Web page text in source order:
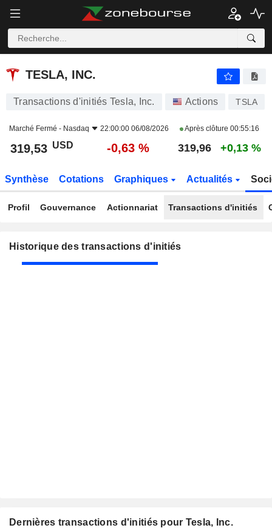
TESLA, INC.
TESLA, INC.
Transactions d'initiés Tesla, Inc. Actions TSLA
Marché Fermé - Nasdaq 22:00:00 06/08/2026 Après clôture 00:55:16
319,53 USD -0,63 % 319,96 +0,13 %
Synthèse Cotations Graphiques Actualités
Profil Gouvernance Actionnariat Transactions d'initiés
Historique des transactions d'initiés
Dernières transactions d'initiés pour Tesla, Inc.